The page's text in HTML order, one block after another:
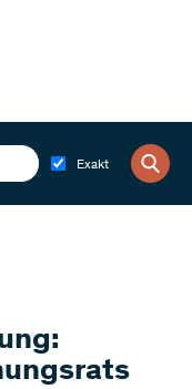
Exakt